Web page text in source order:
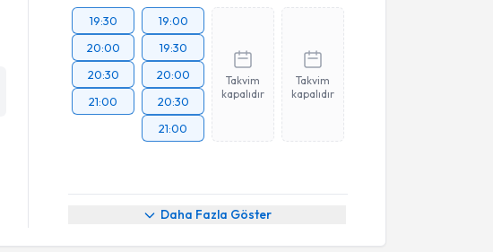
19:30
20:00
20:30
21:00
19:00
19:30
20:00
20:30
21:00
Takvim
kapalıdır
Takvim
kapalıdır
Daha Fazla Göster
Randevu Takvimi Talebi